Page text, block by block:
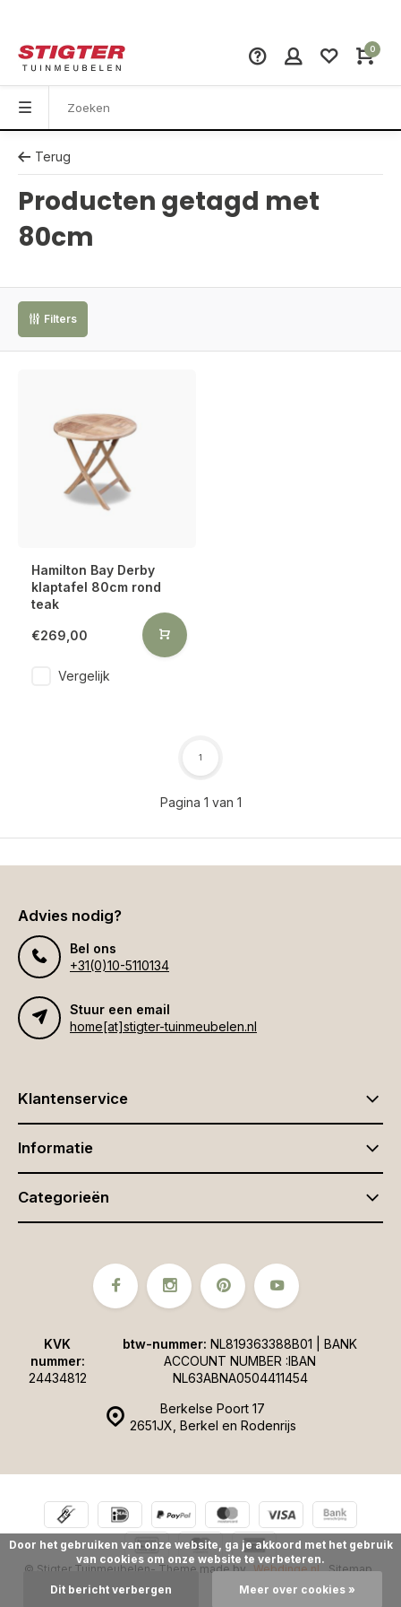
0
Terug
Producten getagd met
80cm
Filters
Hamilton Bay Derby
klaptafel 80cm rond
teak
€269,00
Vergelijk
Pagina 1 van 1
1
Advies nodig?
Bel ons
+31(0)10-5110134
Stuur een email
home[at]stigter-tuinmeubelen.nl
Klantenservice
Informatie
Categorieën
Berkelse Poort 17
2651JX, Berkel en Rodenrijs
KVK
nummer:
24434812
btw-nummer: NL819363388B01 | BANK
ACCOUNT NUMBER :IBAN
NL63ABNA0504411454
© Stigter Tuinmeubelen- Theme made by Webdinge.nl Sitemap
Door het gebruiken van onze website, ga je akkoord met het gebruik
van cookies om onze website te verbeteren.
Dit bericht verbergen Meer over cookies »